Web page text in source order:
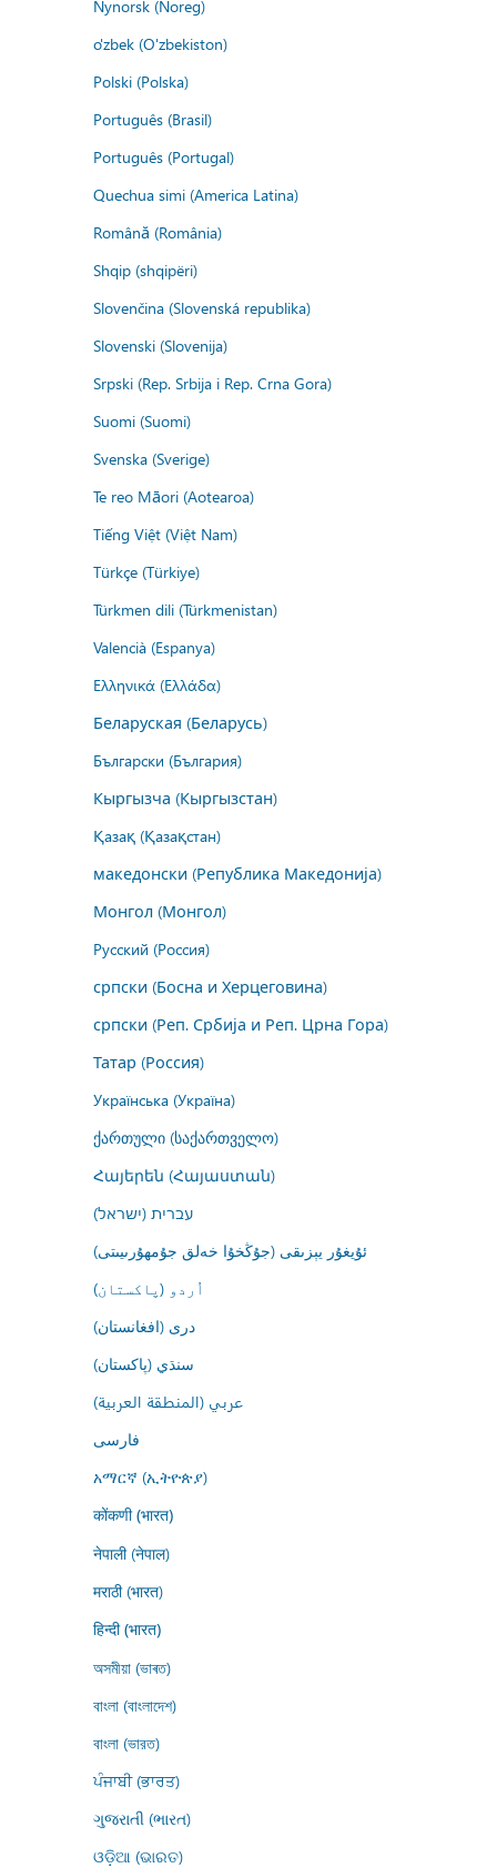
Nynorsk (Noreg)
o'zbek (O'zbekiston)
Polski (Polska)
Português (Brasil)
Português (Portugal)
Quechua simi (America Latina)
Română (România)
Shqip (shqipëri)
Slovenčina (Slovenská republika)
Slovenski (Slovenija)
Srpski (Rep. Srbija i Rep. Crna Gora)
Suomi (Suomi)
Svenska (Sverige)
Te reo Māori (Aotearoa)
Tiếng Việt (Việt Nam)
Türkçe (Türkiye)
Türkmen dili (Türkmenistan)
Valencià (Espanya)
Ελληνικά (Ελλάδα)
Беларуская (Беларусь)
Български (България)
Кыргызча (Кыргызстан)
Қазақ (Қазақстан)
македонски (Република Македонија)
Монгол (Монгол)
Русский (Россия)
српски (Босна и Херцеговина)
српски (Реп. Србија и Реп. Црна Гора)
Татар (Россия)
Українська (Україна)
ქართული (საქართველო)
Հայերեն (Հայաստան)
עברית (ישראל)
ئۇيغۇر يېزىقى (جۇڭخۇا خەلق جۇمھۇرىيىتى)
اُردو (پاکستان)
درى (افغانستان)
سنڌي (پاکستان)
عربي (المنطقة العربية)
فارسى
አማርኛ (ኢትዮጵያ)
कोंकणी (भारत)
नेपाली (नेपाल)
मराठी (भारत)
हिन्दी (भारत)
অসমীয়া (ভাৰত)
বাংলা (বাংলাদেশ)
বাংলা (ভারত)
ਪੰਜਾਬੀ (ਭਾਰਤ)
ગુજરાતી (ભારત)
ଓଡ଼ିଆ (ଭାରତ)